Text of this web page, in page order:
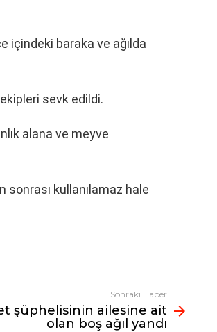
içindeki baraka ve ağılda
sevk edildi.
alana ve meyve
sonrası kullanılamaz hale
Sonraki Haber
şüphelisinin ailesine ait
olan boş ağıl yandı